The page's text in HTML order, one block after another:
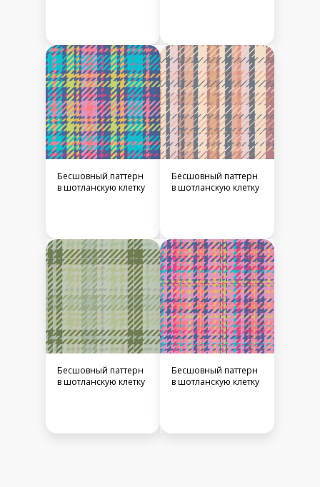
Бесшовный паттерн
в шотланскую клетку
Бесшовный паттерн
в шотланскую клетку
Бесшовный паттерн
в шотланскую клетку
Бесшовный паттерн
в шотланскую клетку